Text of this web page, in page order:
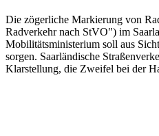
Die zögerliche Markierung von
Radverkehr nach StVO") im
Mobilitätsministerium soll aus
sorgen. Saarländische
Klarstellung, die Zweifel bei der